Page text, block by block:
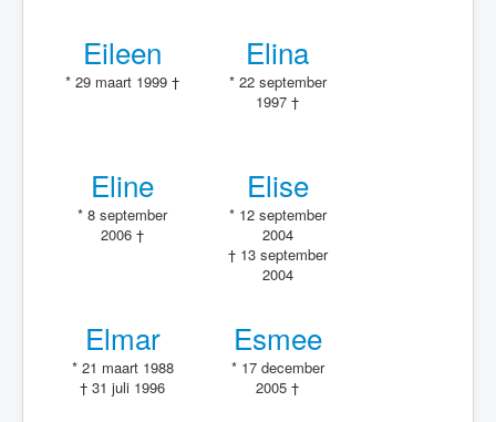
Eileen
* 29 maart 1999 †
Elina
* 22 september
1997 †
Eline
* 8 september
2006 †
Elise
* 12 september
2004
† 13 september
2004
Elmar
* 21 maart 1988
† 31 juli 1996
Esmee
* 17 december
2005 †